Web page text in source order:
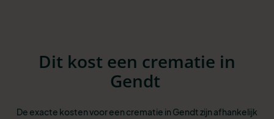
Dit kost een crematie in
Gendt
De exacte kosten voor een crematie in Gendt zijn afhankelijk